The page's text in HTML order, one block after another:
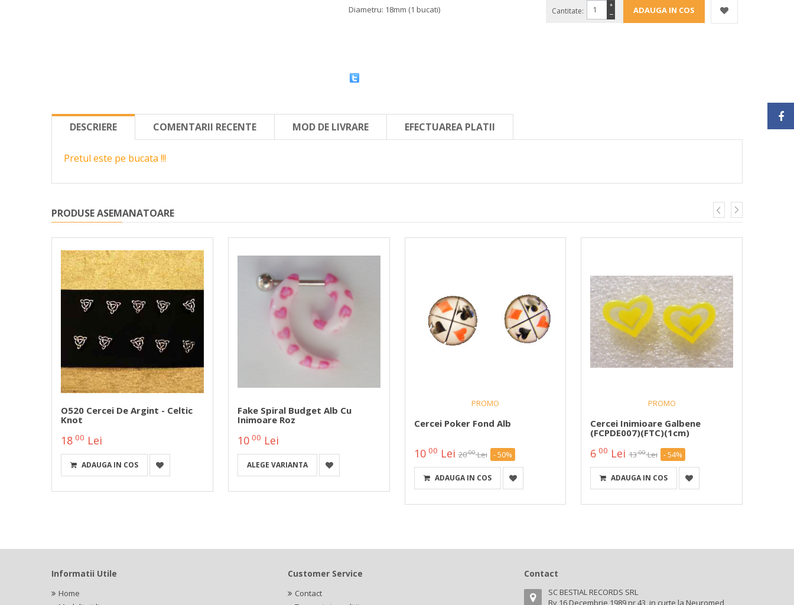
Diametru: 18mm (1 bucati) Cantitate: −
+
DESCRIERE COMENTARII RECENTE MOD DE LIVRARE EFECTUAREA PLATII
Pretul este pe bucata !!!
PRODUSE ASEMANATOARE
O520 Cercei De Argint - Celtic
Knot
18 00 Lei
ADAUGA IN COS
Fake Spiral Budget Alb Cu
Inimoare Roz
1000 Lei
ALEGE VARIANTA
PROMO
Cercei Poker Fond Alb
1000 Lei 2000 Lei - 50%
ADAUGA IN COS
PROMO
Cercei Inimioare Galbene
(FCPDE007)(FTC)(1cm)
6 00 Lei 1300 Lei - 54%
ADAUGA IN COS
Informatii Utile
Home
Customer Service
Contact
Contact
SC BESTIAL RECORDS SRL
Bv 16 Decembrie 1989 nr 43, in curte la Neuromed,